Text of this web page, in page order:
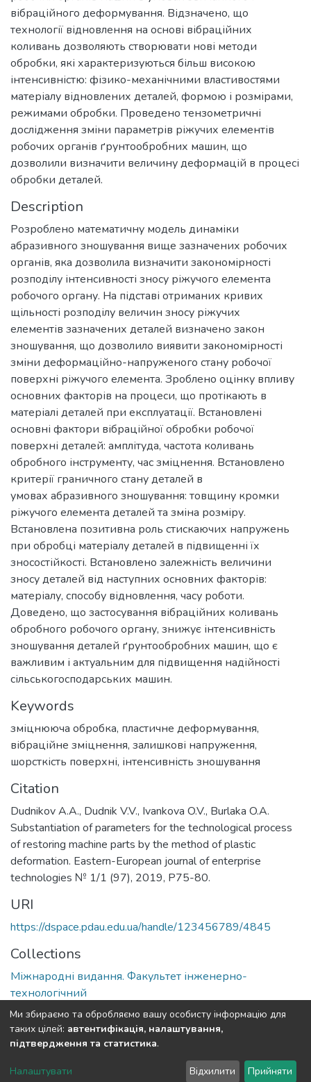
вібраційного деформування. Відзначено, що
технології відновлення на основі вібраційних
коливань дозволяють створювати нові методи
обробки, які характеризуються більш високою
інтенсивністю: фізико-механічними властивостями
матеріалу відновлених деталей, формою і розмірами,
режимами обробки. Проведено тензометричні
дослідження зміни параметрів ріжучих елементів
робочих органів ґрунтообробних машин, що
дозволили визначити величину деформацій в процесі
обробки деталей.
Description
Розроблено математичну модель динаміки
абразивного зношування вище зазначених робочих
органів, яка дозволила визначити закономірності
розподілу інтенсивності зносу ріжучого елемента
робочого органу. На підставі отриманих кривих
щільності розподілу величин зносу ріжучих
елементів зазначених деталей визначено закон
зношування, що дозволило виявити закономірності
зміни деформаційно-напруженого стану робочої
поверхні ріжучого елемента. Зроблено оцінку впливу
основних факторів на процеси, що протікають в
матеріалі деталей при експлуатації. Встановлені
основні фактори вібраційної обробки робочої
поверхні деталей: амплітуда, частота коливань
обробного інструменту, час зміцнення. Встановлено
критерії граничного стану деталей в
умовах абразивного зношування: товщину кромки
ріжучого елемента деталей та зміна розміру.
Встановлена позитивна роль стискаючих напружень
при обробці матеріалу деталей в підвищенні їх
зносостійкості. Встановлено залежність величини
зносу деталей від наступних основних факторів:
матеріалу, способу відновлення, часу роботи.
Доведено, що застосування вібраційних коливань
обробного робочого органу, знижує інтенсивність
зношування деталей ґрунтообробних машин, що є
важливим і актуальним для підвищення надійності
сільськогосподарських машин.
Keywords
зміцнююча обробка, пластичне деформування,
вібраційне зміцнення, залишкові напруження,
шорсткість поверхні, інтенсивність зношування
Citation
Dudnikov A.A., Dudnik V.V., Ivankova O.V., Burlaka O.A.
Substantiation of parameters for the technological process
of restoring machine parts by the method of plastic
deformation. Eastern-European journal of enterprise
technologies № 1/1 (97), 2019, P75-80.
URI
https://dspace.pdau.edu.ua/handle/123456789/4845
Collections
Міжнародні видання. Факультет інженерно-
технологічний
Full item page
DSpace software copyright © 2002-2026 LYRASIS
Ми збираємо та обробляємо вашу особисту інформацію для
таких цілей: автентифікація, налаштування,
підтвердження та статистика.
Налаштувати Відхилити Прийняти